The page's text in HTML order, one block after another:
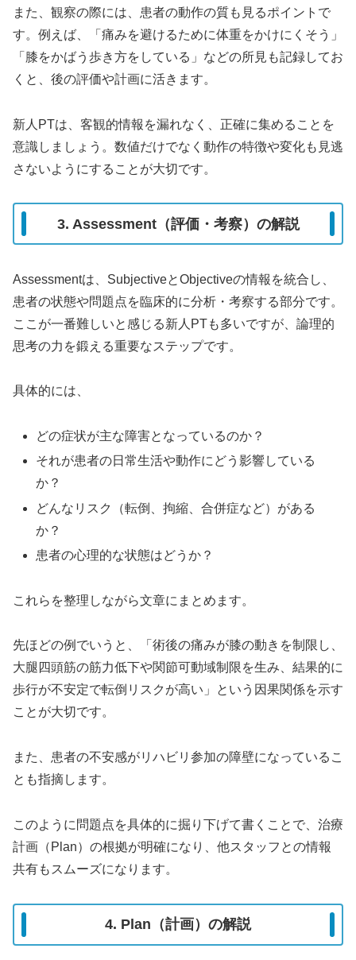
また、観察の際には、患者の動作の質も見るポイントで
す。例えば、「痛みを避けるために体重をかけにくそう」
「膝をかばう歩き方をしている」などの所見も記録してお
くと、後の評価や計画に活きます。
新人PTは、客観的情報を漏れなく、正確に集めることを
意識しましょう。数値だけでなく動作の特徴や変化も見逃
さないようにすることが大切です。
3. Assessment（評価・考察）の解説
Assessmentは、SubjectiveとObjectiveの情報を統合し、
患者の状態や問題点を臨床的に分析・考察する部分です。
ここが一番難しいと感じる新人PTも多いですが、論理的
思考の力を鍛える重要なステップです。
具体的には、
どの症状が主な障害となっているのか？
それが患者の日常生活や動作にどう影響している
か？
どんなリスク（転倒、拘縮、合併症など）がある
か？
患者の心理的な状態はどうか？
これらを整理しながら文章にまとめます。
先ほどの例でいうと、「術後の痛みが膝の動きを制限し、
大腿四頭筋の筋力低下や関節可動域制限を生み、結果的に
歩行が不安定で転倒リスクが高い」という因果関係を示す
ことが大切です。
また、患者の不安感がリハビリ参加の障壁になっているこ
とも指摘します。
このように問題点を具体的に掘り下げて書くことで、治療
計画（Plan）の根拠が明確になり、他スタッフとの情報
共有もスムーズになります。
4. Plan（計画）の解説